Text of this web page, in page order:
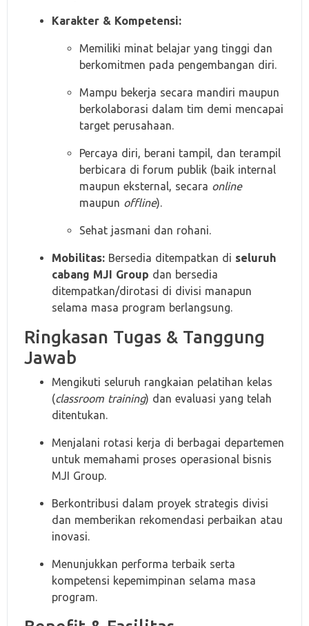
Karakter & Kompetensi:
Memiliki minat belajar yang tinggi dan
berkomitmen pada pengembangan diri.
Mampu bekerja secara mandiri maupun
berkolaborasi dalam tim demi mencapai
target perusahaan.
Percaya diri, berani tampil, dan terampil
berbicara di forum publik (baik internal
maupun eksternal, secara online
maupun offline).
Sehat jasmani dan rohani.
Mobilitas: Bersedia ditempatkan di seluruh
cabang MJI Group dan bersedia
ditempatkan/dirotasi di divisi manapun
selama masa program berlangsung.
Ringkasan Tugas & Tanggung
Jawab
Mengikuti seluruh rangkaian pelatihan kelas
(classroom training) dan evaluasi yang telah
ditentukan.
Menjalani rotasi kerja di berbagai departemen
untuk memahami proses operasional bisnis
MJI Group.
Berkontribusi dalam proyek strategis divisi
dan memberikan rekomendasi perbaikan atau
inovasi.
Menunjukkan performa terbaik serta
kompetensi kepemimpinan selama masa
program.